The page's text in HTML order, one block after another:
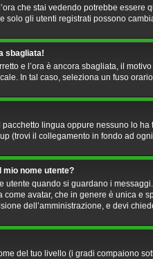
che stai vedendo potrebbe
solo gli utenti registrati possono
sbagliata!
e l’ora è ancora sbagliata, il
In tal caso, seleziona un fuso
pacchetto lingua oppure nessuno lo
(trovi il collegamento in fondo ad
mio nome utente?
utente quando si guardano i
avatar, che in genere è unica
dell’amministrazione, e devi
del tuo livello (i gradi compaiono